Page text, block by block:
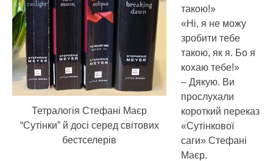
Тетралогія Стефані Маєр
“Сутінки” й досі серед світових
бестселерів
такою!»
«Ні, я не можу
зробити тебе
такою, як я. Бо я
кохаю тебе!»
– Дякую. Ви
прослухали
короткий переказ
«Сутінкової
саги» Стефані
Маєр.